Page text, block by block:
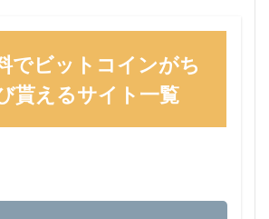
でビットコインがち
貰えるサイト一覧